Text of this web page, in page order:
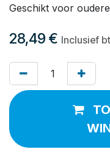
Geschikt voor
28,49 € Inclusief